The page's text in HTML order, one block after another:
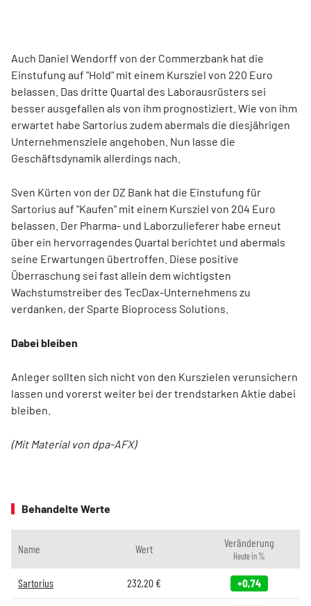
Auch Daniel Wendorff von der Commerzbank hat die
Einstufung auf "Hold" mit einem Kursziel von 220 Euro
belassen. Das dritte Quartal des Laborausrüsters sei
besser ausgefallen als von ihm prognostiziert. Wie von ihm
erwartet habe Sartorius zudem abermals die diesjährigen
Unternehmensziele angehoben. Nun lasse die
Geschäftsdynamik allerdings nach.
Sven Kürten von der DZ Bank hat die Einstufung für
Sartorius auf "Kaufen" mit einem Kursziel von 204 Euro
belassen. Der Pharma- und Laborzulieferer habe erneut
über ein hervorragendes Quartal berichtet und abermals
seine Erwartungen übertroffen. Diese positive
Überraschung sei fast allein dem wichtigsten
Wachstumstreiber des TecDax-Unternehmens zu
verdanken, der Sparte Bioprocess Solutions.
Dabei bleiben
Anleger sollten sich nicht von den Kurszielen verunsichern
lassen und vorerst weiter bei der trendstarken Aktie dabei
bleiben.
(Mit Material von dpa-AFX)
Behandelte Werte
Name Wert Veränderung
Heute in %
Sartorius 232,20€ +0,74